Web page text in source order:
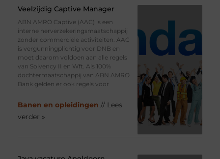
Veelzijdig Captive Manager
ABN AMRO Captive (AAC) is een
interne herverzekeringsmaatschappij
zonder commerciële activiteiten. AAC
is vergunningplichtig voor DNB en
moet daarom voldoen aan alle regels
van Solvency II en Wft. Als 100%
dochtermaatschappij van ABN AMRO
Bank gelden er ook regels voor
Banen en opleidingen // Lees
verder »